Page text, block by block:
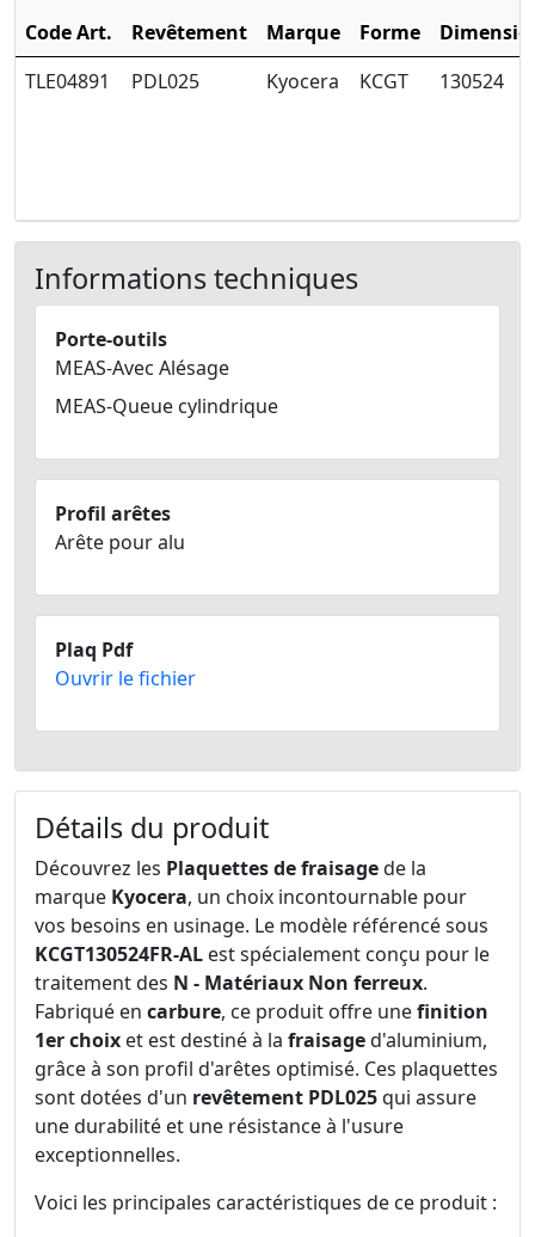
Code Art. Revêtement Marque Forme
TLE04891
PDL025 Kyocera KCGT 130524
Informations techniques
Porte-outils
MEAS-Avec Alésage
MEAS-Queue cylindrique
Profil arêtes
Arête pour alu
Plaq Pdf
Ouvrir le fichier
Détails du produit
Découvrez les Plaquettes de fraisagede la
marque Kyocera, un choix incontournable pour
vos besoins en usinage. Le modèle référencé sous
KCGT130524FR-AL est spécialement conçu pour le
traitement des N - Matériaux Non ferreux.
Fabriqué en carbure, ce produit offre unefinition
1er choix et est destiné à la fraisaged'aluminium,
grâce à son profil d'arêtes optimisé. Ces plaquettes
sont dotées d'un revêtement PDL025qui assure
une durabilité et une résistance à l'usure
exceptionnelles.
Voici les principales caractéristiques de ce produit :